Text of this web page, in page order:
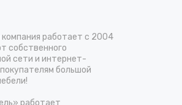
работает с 2004
собственного
сети и интернет-
большой